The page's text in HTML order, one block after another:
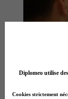
Diplomeo utilise
Cookies strictement